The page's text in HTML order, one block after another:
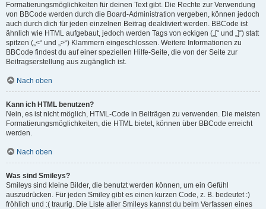
Formatierungsmöglichkeiten für deinen Text gibt. Die Rechte zur Verwendung
von BBCode werden durch die Board-Administration vergeben, können jedoch
auch durch dich für jeden einzelnen Beitrag deaktiviert werden. BBCode ist
ähnlich wie HTML aufgebaut, jedoch werden Tags von eckigen („[“ und „]“) statt
spitzen („<“ und „>“) Klammern eingeschlossen. Weitere Informationen zu
BBCode findest du auf einer speziellen Hilfe-Seite, die von der Seite zur
Beitragserstellung aus zugänglich ist.
Nach oben
Kann ich HTML benutzen?
Nein, es ist nicht möglich, HTML-Code in Beiträgen zu verwenden. Die meisten
Formatierungsmöglichkeiten, die HTML bietet, können über BBCode erreicht
werden.
Nach oben
Was sind Smileys?
Smileys sind kleine Bilder, die benutzt werden können, um ein Gefühl
auszudrücken. Für jeden Smiley gibt es einen kurzen Code, z. B. bedeutet :)
fröhlich und :( traurig. Die Liste aller Smileys kannst du beim Verfassen eines